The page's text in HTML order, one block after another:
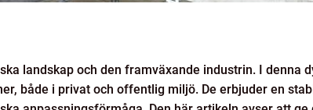
landskap och den framväxande industrin. I denna
både i privat och offentlig miljö. De erbjuder en